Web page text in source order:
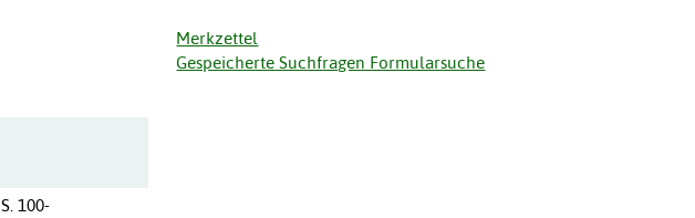
Merkzettel
Gespeicherte Suchfragen Formularsuche
S. 100-